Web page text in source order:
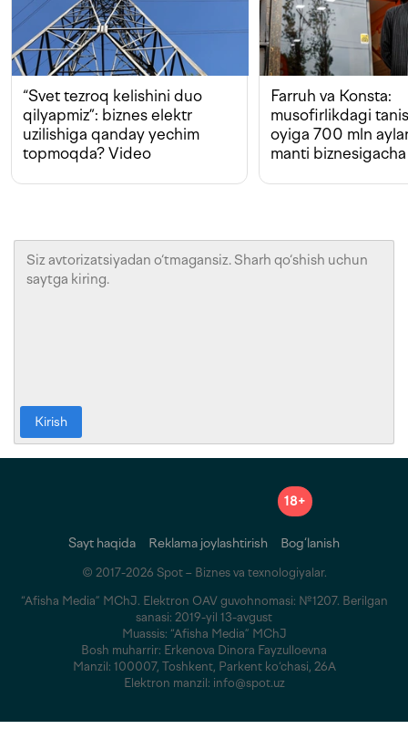
“Svet tezroq kelishini duo
qilyapmiz”: biznes elektr
uzilishiga qanday yechim
topmoqda? Video
Farruh va Konsta:
musofirlikdagi
oyiga 700 mln
manti biznesigacha
Kirish
18+
Sayt haqida Reklama joylashtirish Bog‘lanish
© 2017-2026 Spot – Biznes va texnologiyalar.
“Afisha Media” MChJ. Elektron OAV guvohnomasi: №1207. Berilgan
sanasi: 2019-yil 13-avgust
Muassis: “Afisha Media” MChJ
Bosh muharrir: Erkenova Dinora Fayzulloevna
Manzil: 100007, Toshkent, Parkent ko‘chasi, 26A
Elektron manzil: info@spot.uz